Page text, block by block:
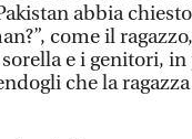
abbia
come il
sorella e i genitori,
che la